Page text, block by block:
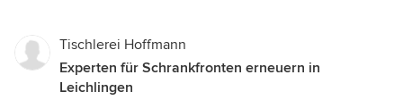
Tischlerei Hoffmann
Experten für Schrankfronten erneuern in
Leichlingen